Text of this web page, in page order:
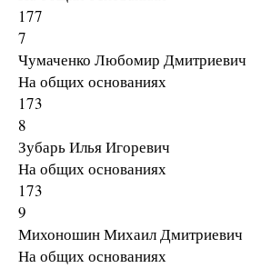
177
7
Чумаченко Любомир Дмитриевич
На общих основаниях
173
8
Зубарь Илья Игоревич
На общих основаниях
173
9
Михоношин Михаил Дмитриевич
На общих основаниях